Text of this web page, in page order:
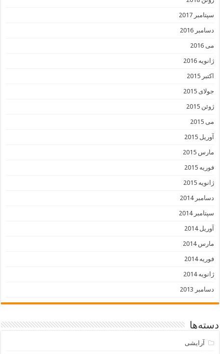
سپتامبر 2017
دسامبر 2016
می 2016
ژانویه 2016
اکتبر 2015
جولای 2015
ژوئن 2015
می 2015
آوریل 2015
مارس 2015
فوریه 2015
ژانویه 2015
دسامبر 2014
سپتامبر 2014
آوریل 2014
مارس 2014
فوریه 2014
ژانویه 2014
دسامبر 2013
دسته‌ها
آرایشی